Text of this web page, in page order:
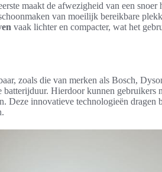
maakt de afwezigheid van een
van moeilijk bereikbare
vaak lichter en compacter, wat het
zoals die van merken als Bosch,
batterijduur. Hierdoor kunnen gebruikers
Deze innovatieve technologieën dragen